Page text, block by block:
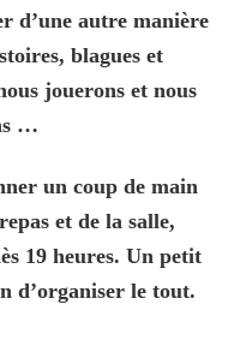
d’une autre manière
blagues et
jouerons et nous
…
un coup de main
et de la salle,
19 heures. Un petit
d’organiser le tout.